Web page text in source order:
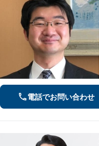
電話でお問い合わせ